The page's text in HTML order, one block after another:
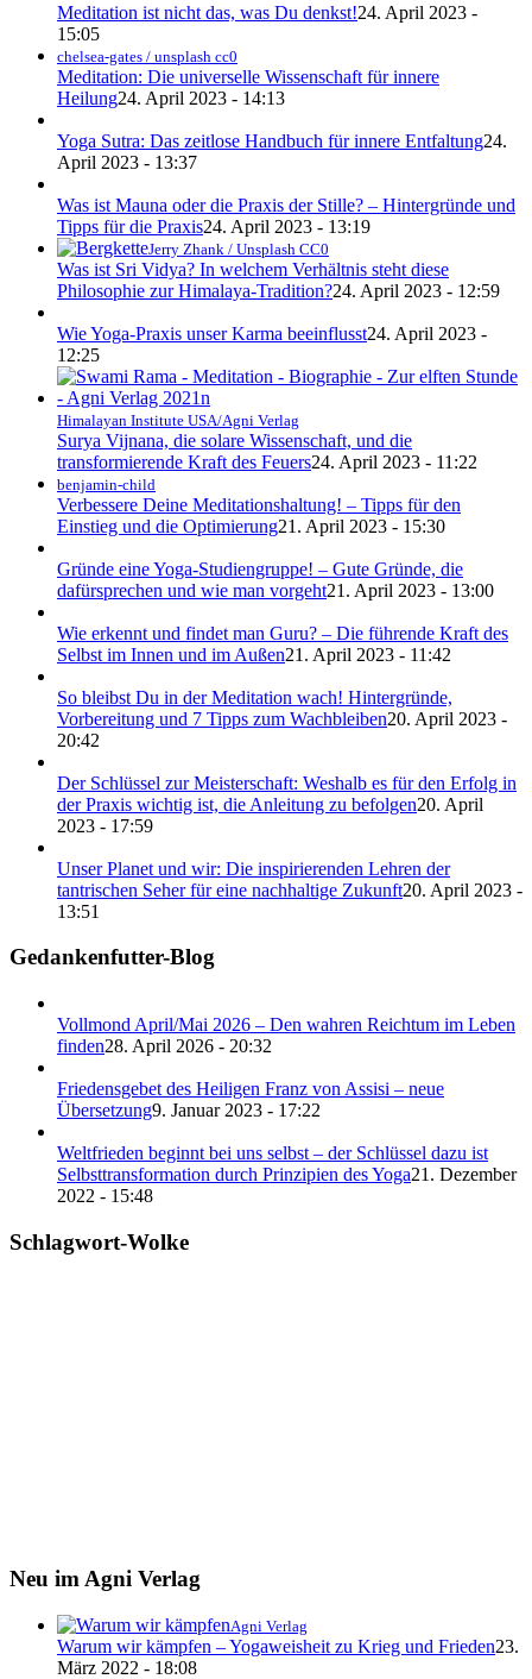
Meditation ist nicht das, was Du denkst!24. April 2023 -
15:05
chelsea-gates / unsplash cc0
Meditation: Die universelle Wissenschaft für innere
Heilung24. April 2023 - 14:13
Yoga Sutra: Das zeitlose Handbuch für innere Entfaltung24.
April 2023 - 13:37
Was ist Mauna oder die Praxis der Stille? – Hintergründe und
Tipps für die Praxis24. April 2023 - 13:19
Jerry Zhank / Unsplash CC0
Was ist Sri Vidya? In welchem Verhältnis steht diese
Philosophie zur Himalaya-Tradition?24. April 2023 - 12:59
Wie Yoga-Praxis unser Karma beeinflusst24. April 2023 -
12:25
Himalayan Institute USA/Agni Verlag
Surya Vijnana, die solare Wissenschaft, und die
transformierende Kraft des Feuers24. April 2023 - 11:22
benjamin-child
Verbessere Deine Meditationshaltung! – Tipps für den
Einstieg und die Optimierung21. April 2023 - 15:30
Gründe eine Yoga-Studiengruppe! – Gute Gründe, die
dafürsprechen und wie man vorgeht21. April 2023 - 13:00
Wie erkennt und findet man Guru? – Die führende Kraft des
Selbst im Innen und im Außen21. April 2023 - 11:42
So bleibst Du in der Meditation wach! Hintergründe,
Vorbereitung und 7 Tipps zum Wachbleiben20. April 2023 -
20:42
Der Schlüssel zur Meisterschaft: Weshalb es für den Erfolg in
der Praxis wichtig ist, die Anleitung zu befolgen20. April
2023 - 17:59
Unser Planet und wir: Die inspirierenden Lehren der
tantrischen Seher für eine nachhaltige Zukunft20. April 2023 -
13:51
Gedankenfutter-Blog
Vollmond April/Mai 2026 – Den wahren Reichtum im Leben
finden28. April 2026 - 20:32
Friedensgebet des Heiligen Franz von Assisi – neue
Übersetzung9. Januar 2023 - 17:22
Weltfrieden beginnt bei uns selbst – der Schlüssel dazu ist
Selbsttransformation durch Prinzipien des Yoga21. Dezember
2022 - 15:48
Schlagwort-Wolke
Neu im Agni Verlag
Agni Verlag
Warum wir kämpfen – Yogaweisheit zu Krieg und Frieden23.
März 2022 - 18:08